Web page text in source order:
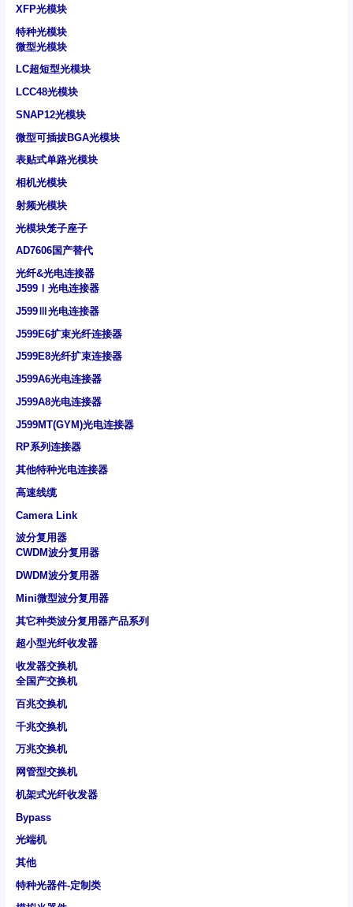
XFP光模块
特种光模块
微型光模块
LC超短型光模块
LCC48光模块
SNAP12光模块
微型可插拔BGA光模块
表贴式单路光模块
相机光模块
射频光模块
光模块笼子座子
AD7606国产替代
光纤&光电连接器
J599Ⅰ光电连接器
J599Ⅲ光电连接器
J599E6扩束光纤连接器
J599E8光纤扩束连接器
J599A6光电连接器
J599A8光电连接器
J599MT(GYM)光电连接器
RP系列连接器
其他特种光电连接器
高速线缆
Camera Link
波分复用器
CWDM波分复用器
DWDM波分复用器
Mini微型波分复用器
其它种类波分复用器产品系列
超小型光纤收发器
收发器交换机
全国产交换机
百兆交换机
千兆交换机
万兆交换机
网管型交换机
机架式光纤收发器
Bypass
光端机
其他
特种光器件-定制类